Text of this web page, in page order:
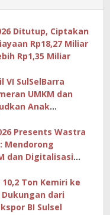
Ditutup, Ciptakan
Rp18,27 Miliar
Rp1,35 Miliar
VI SulSelBarra
UMKM dan
Anak
Presents Wastra
Mendorong
dan Digitalisasi
10,2 Ton Kemiri ke
dari
BI Sulsel